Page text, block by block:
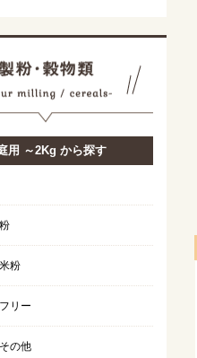
用 ～2Kg から探す
粉
リー
の他